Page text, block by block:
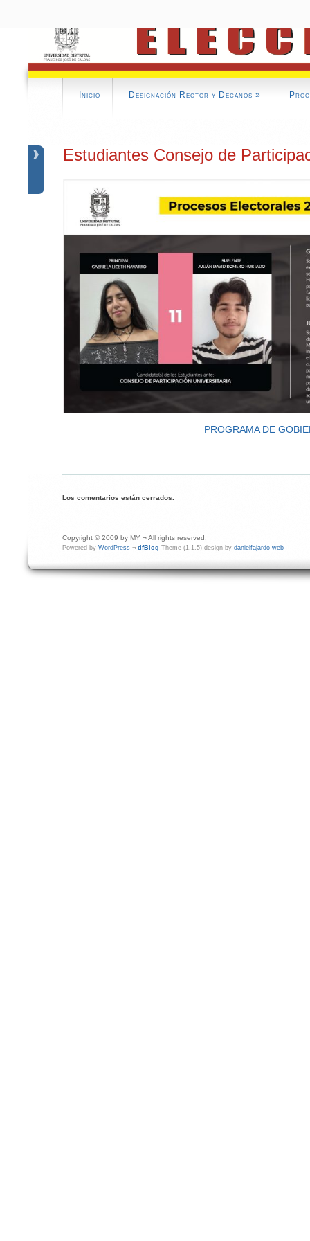
Inicio Designación Rector y Decanos »
Estudiantes Consejo de
PROGRAMA DE
Los comentarios están cerrados.
Copyright © 2009 by MY ¬ All rights reserved.
Powered by WordPress ¬ dfBlog Theme (1.1.5) design by danielfajardo web